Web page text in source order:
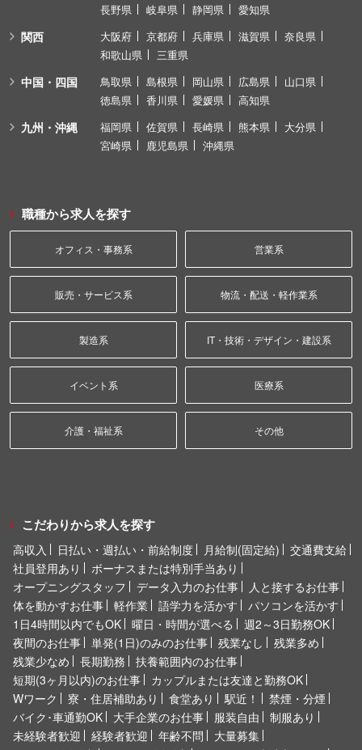
長野県
岐阜県 静岡県 愛知県
関西 大阪府 京都府 兵庫県 滋賀県
奈良県
和歌山県
三重県
中国・四国 鳥取県 島根県 岡山県 広島県
山口県
徳島県
香川県 愛媛県 高知県
九州・沖縄 福岡県 佐賀県 長崎県 熊本県
大分県
宮崎県
鹿児島県 沖縄県
職種から求人を探す
オフィス・事務系 営業系
販売・サービス系 物流・配送・軽作業系
製造系 IT・技術・デザイン・建設系
イベント系 医療系
介護・福祉系 その他
こだわりから求人を探す
高収入 日払い・週払い・前給制度 月給制(固定給)
交通費支給
社員登用あり
ボーナスまたは特別手当あり
オープニングスタッフ
データ入力のお仕事
人と接するお仕事
体を動かすお仕事
軽作業 語学力を活かす
パソコンを活かす
1日4時間以内でもOK
曜日・時間が選べる
週2～3日勤務OK
夜間のお仕事
単発(1日)のみのお仕事 残業なし
残業多め
残業少なめ
長期勤務
扶養範囲内のお仕事
短期(3ヶ月以内)のお仕事
カップルまたは友達と勤務OK
Wワーク
寮・住居補助あり 食堂あり 駅近！
禁煙・分煙
バイク･車通勤OK
大手企業のお仕事 服装自由
制服あり
未経験者歓迎
経験者歓迎 年齢不問
大量募集